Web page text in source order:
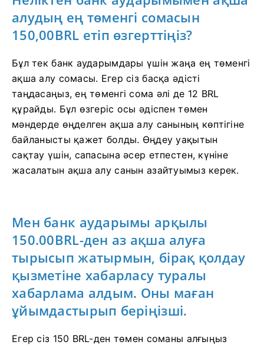
алудың ең төменгі сомасын
150,00BRL етіп өзгерттіңіз?
Бұл тек банк аударымдары үшін жаңа ең төменгі
ақша алу сомасы. Егер сіз басқа әдісті
таңдасаңыз, ең төменгі сома әлі де 12 BRL
құрайды. Бұл өзгеріс осы әдіспен төмен
мәндерде өңделген ақша алу санының көптігіне
байланысты қажет болды. Өңдеу уақытын
сақтау үшін, сапасына әсер етпестен, күніне
жасалатын ақша алу санын азайтуымыз керек.
Мен банк аударымы арқылы
150.00BRL-ден аз ақша алуға
тырысып жатырмын, бірақ қолдау
қызметіне хабарласу туралы
хабарлама алдым. Оны маған
ұйымдастырып беріңізші.
Егер сіз 150 BRL-ден төмен соманы алғыңыз